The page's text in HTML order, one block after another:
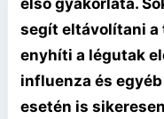
első gyakorlata.
segít eltávolítani a
enyhíti a légutak
influenza és
esetén is